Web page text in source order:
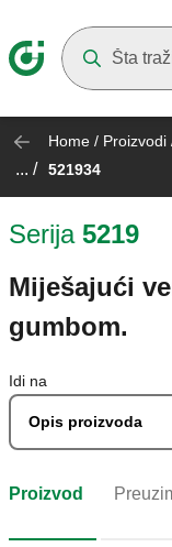
Home / Proizvodi
... / 521934
Serija 5219
Miješajući
gumbom.
Idi na
Opis proizvoda
Proizvod